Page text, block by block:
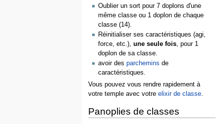
Oublier un sort pour 7 doplons d'une
même classe ou 1 doplon de chaque
classe (14).
Réinitialiser ses caractéristiques (agi,
force, etc.),une seule fois, pour 1
doplon de sa classe.
avoir desparchemins de
caractéristiques.
Vous pouvez vous rendre rapidement à
votre temple avec votre elixir de classe.
Panoplies de classes